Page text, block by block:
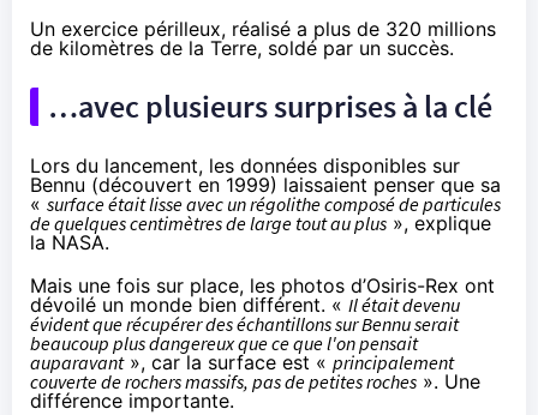
Un exercice périlleux, réalisé a plus de 320 millions
de kilomètres de la Terre, soldé par un succès.
…avec plusieurs surprises à la clé
Lors du lancement, les données disponibles sur
Bennu (découvert en 1999) laissaient penser que sa
« surface était lisse avec un régolithe composé de particules
de quelques centimètres de large tout au plus », explique
la NASA.
Mais une fois sur place, les photos d’Osiris-Rex ont
dévoilé un monde bien différent. « Il était devenu
évident que récupérer des échantillons sur Bennu serait
beaucoup plus dangereux que ce que l'on pensait
auparavant», car la surface est « principalement
couverte de rochers massifs, pas de petites roches ». Une
différence importante.